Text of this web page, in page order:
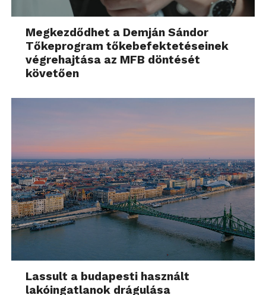
Megkezdődhet a Demján Sándor
Tőkeprogram tőkebefektetéseinek
végrehajtása az MFB döntését
követően
Lassult a budapesti használt
lakóingatlanok drágulása